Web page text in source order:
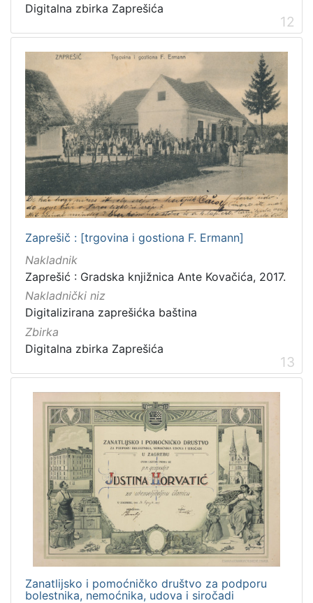
Digitalna zbirka Zaprešića
12
Zaprešič : [trgovina i gostiona F. Ermann]
Nakladnik
Zaprešić : Gradska knjižnica Ante Kovačića, 2017.
Nakladnički niz
Digitalizirana zaprešićka baština
Zbirka
Digitalna zbirka Zaprešića
13
Zanatlijsko i pomoćničko društvo za podporu
bolestnika, nemoćnika, udova i siročadi